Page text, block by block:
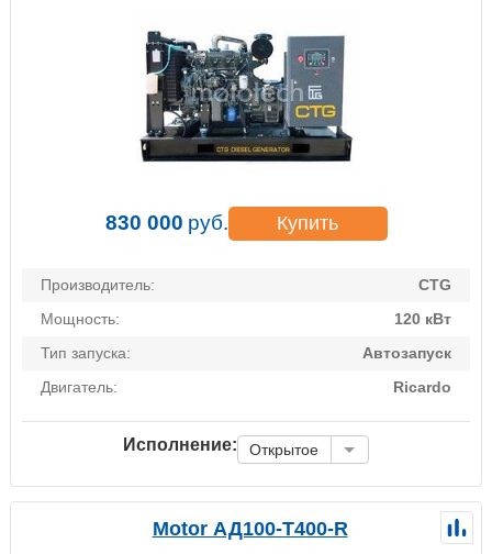
830 000 руб. Купить
Производитель:
CTG
Мощность:
120 кВт
Тип запуска:
Автозапуск
Двигатель:
Ricardo
Исполнение: Открытое
Motor АД100-Т400-R